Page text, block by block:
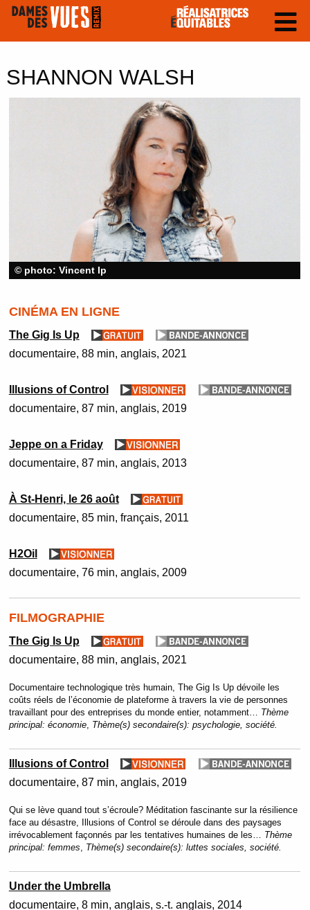
SHANNON WALSH
© photo: Vincent Ip
CINÉMA EN LIGNE
The Gig Is Up
documentaire 88 min anglais 2021
Illusions of Control
documentaire 87 min anglais 2019
Jeppe on a Friday
documentaire 87 min anglais 2013
À St-Henri, le 26 août
documentaire 85 min français 2011
H2Oil
documentaire 76 min anglais 2009
FILMOGRAPHIE
The Gig Is Up
documentaire 88 min anglais 2021
Documentaire technologique très humain, The Gig Is Up dévoile les
coûts réels de l’économie de plateforme à travers la vie de personnes
travaillant pour des entreprises du monde entier, notamment… Thème
principal: économie, Thème(s) secondaire(s): psychologie, société.
Illusions of Control
documentaire 87 min anglais 2019
Qui se lève quand tout s’écroule? Méditation fascinante sur la résilience
face au désastre, Illusions of Control se déroule dans des paysages
irrévocablement façonnés par les tentatives humaines de les… Thème
principal: femmes Thème(s) secondaire(s): luttes sociales, société.
Under the Umbrella
documentaire 8 min anglais, s.-t. anglais 2014